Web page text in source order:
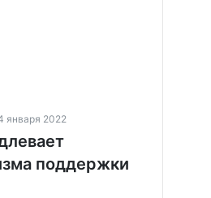
января 2022
поддержки